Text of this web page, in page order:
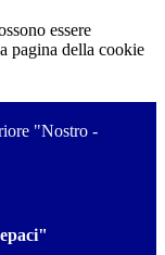
essere
pagina della cookie
"Nostro -